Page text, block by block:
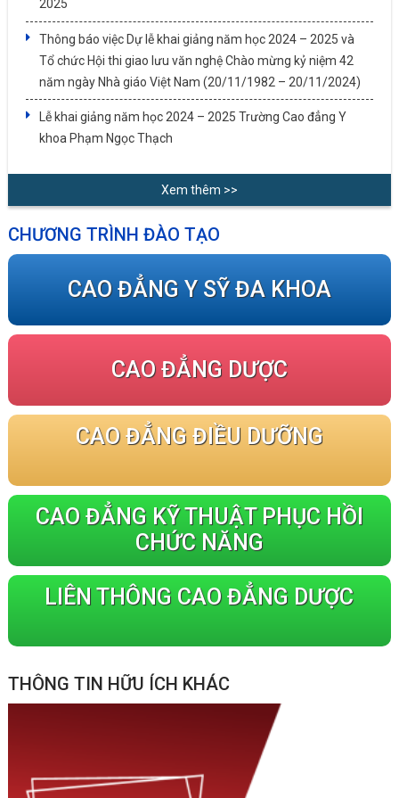
2025
Thông báo việc Dự lễ khai giảng năm học 2024 – 2025 và
Tổ chức Hội thi giao lưu văn nghệ Chào mừng kỷ niệm 42
năm ngày Nhà giáo Việt Nam (20/11/1982 – 20/11/2024)
Lễ khai giảng năm học 2024 – 2025 Trường Cao đẳng Y
khoa Phạm Ngọc Thạch
Xem thêm >>
CHƯƠNG TRÌNH ĐÀO TẠO
CAO ĐẲNG Y SỸ ĐA KHOA
CAO ĐẲNG DƯỢC
CAO ĐẲNG ĐIỀU DƯỠNG
CAO ĐẲNG KỸ THUẬT PHỤC HỒI
CHỨC NĂNG
LIÊN THÔNG CAO ĐẲNG DƯỢC
THÔNG TIN HỮU ÍCH KHÁC